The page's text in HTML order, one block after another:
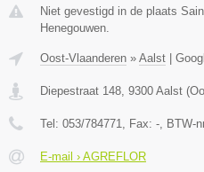
Niet gevestigd in de plaats
Henegouwen.
Oost-Vlaanderen » Aalst
Diepestraat 148, 9300 Aalst (
Tel: 053/784771, Fax: -, BTW-
E-mail › AGREFLOR